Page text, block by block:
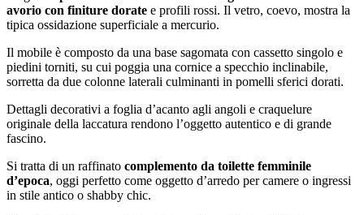
avorio con finiture dorate e profili rossi. Il vetro, coevo, mostra la
tipica ossidazione superficiale a mercurio.
Il mobile è composto da una base sagomata con cassetto singolo e
piedini torniti, su cui poggia una cornice a specchio inclinabile,
sorretta da due colonne laterali culminanti in pomelli sferici dorati.
Dettagli decorativi a foglia d’acanto agli angoli e craquelure
originale della laccatura rendono l’oggetto autentico e di grande
fascino.
Si tratta di un raffinato complemento da toilette femminile
d’epoca, oggi perfetto come oggetto d’arredo per camere o ingressi
in stile antico o shabby chic.